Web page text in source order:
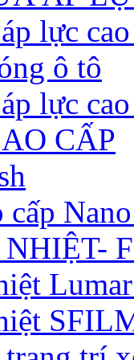
lực
ô tô
lực
CẤP
cấp